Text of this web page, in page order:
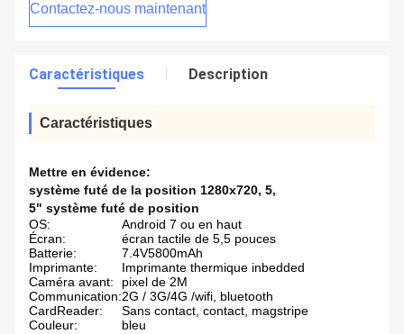
Contactez-nous maintenant
Caractéristiques Description
Caractéristiques
Mettre en évidence:
système futé de la position 1280x720, 5,
5" système futé de position
OS:
Android 7 ou en haut
Écran:
écran tactile de 5,5 pouces
Batterie:
7.4V5800mAh
Imprimante:
Imprimante thermique inbedded
Caméra avant:
pixel de 2M
Communication:2G / 3G/4G /wifi, bluetooth
CardReader:
Sans contact, contact, magstripe
Couleur:
bleu